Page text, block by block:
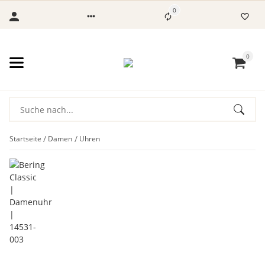
0
0
Startseite Damen Uhren